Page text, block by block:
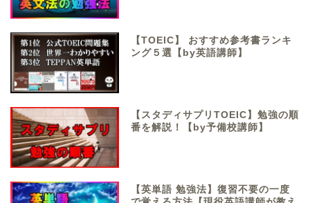
【TOEIC】 おすすめ参考書ランキ
ング５選【by英語講師】
【スタディサプリTOEIC】勉強の順
番を解説！【by予備校講師】
【英単語 勉強法】復習不要の一度